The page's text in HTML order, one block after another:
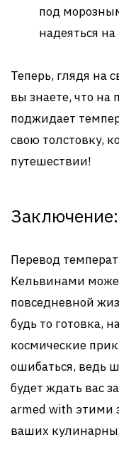
под
надеяться
Теперь, глядя на
вы знаете, что на
поджидает
свою толстовку,
путешествии!
Заключение:
Перевод
Кельвинами
повседневной
будь то готовка,
космические
ошибаться, ведь
будет ждать вас
armed with этими
ваших